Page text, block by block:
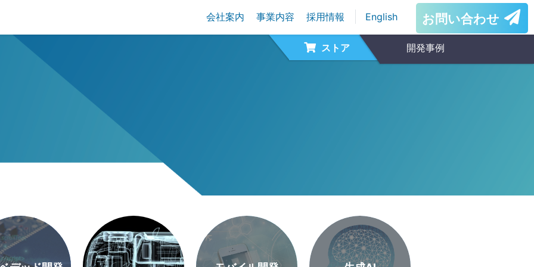
会社案内 事業内容 採用情報 English お問い合わせ
ストア 開発事例